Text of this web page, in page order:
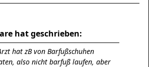
hat geschrieben:
hat zB von Barfußschuhen
also nicht barfuß laufen, aber